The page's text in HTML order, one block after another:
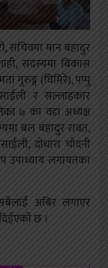
सचिवमा मान बहादुर
सदस्यमा बिकास
गुरुङ्ग (घिमिरे), पप्पु
र सल्लाहकार
७ का वडा अध्यक्ष
बल बहादुर रावत,
दोधारा चाँदनी
उपाध्याय लगायतका
अबिर लगाएर
छ ।